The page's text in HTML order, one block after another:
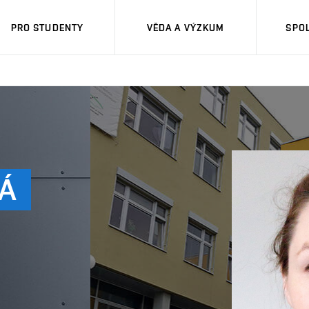
PRO STUDENTY VĚDA A VÝZKUM